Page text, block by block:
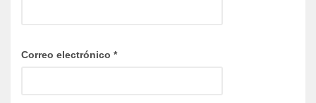
Correo electrónico *